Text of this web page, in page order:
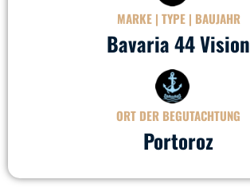
MARKE | TYPE | BAUJAHR
Bavaria 44 Vision
ORT DER BEGUTACHTUNG
Portoroz